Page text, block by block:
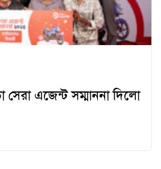
সেরা এজেন্ট সম্মাননা দিলো